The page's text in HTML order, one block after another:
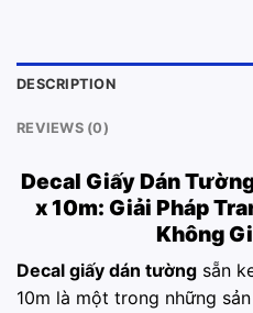
DESCRIPTION
REVIEWS (0)
Decal Giấy Dán
x 10m: Giải Pháp
Không
Decal giấy dán tường sẵn
10m là một trong những